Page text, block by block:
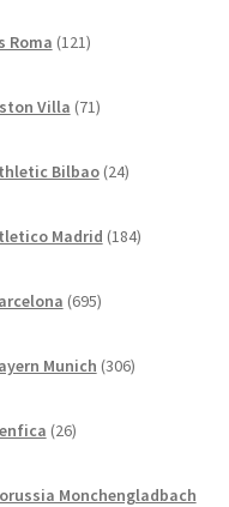
Roma 121izdelkov
Villa 71izdelkov
Bilbao 24izdelkov
Madrid 184izdelkov
695izdelkov
Munich 306izdelkov
26izdelkov
Monchengladbach